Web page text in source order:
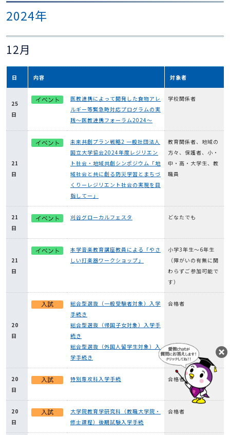
2024年
12月
日 内容 対象者
25
日
医教連携によって開発した食物アレ
ルギー等緊急時対応プログラムの実
践～医教連携フォーラム2024～
学校関係者
21
日
未来共創プラン戦略2 一般社団法人
国立大学協会2024年度レジリエン
ト社会・地域共創シンポジウム「地
域社会と共に創る防災学習とまちづ
くりーレジリエント社会の実現を目
指してー」
教育関係者、地域の
方々、保護者、小・
中・高・大学生、教
職員
21
日
刈谷グローカルフェスタ どなたでも
21
日
本学音楽教育講座教員による「やさ
しい打楽器ワークショップ」
小学3年生～6年生
（障がいの有無に関
わらずご参加可能で
す）
20
日
総合型選抜（一般受験者対象）入学
手続き
総合型選抜（帰国子女対象）入学手
続き
総合型選抜（外国人留学生対象）入
学手続き
合格者
20
日
特別専攻科入学手続 合格者
20
日
大学院教育学研究科（教職大学院・
修士課程）後期試験入学手続
合格者